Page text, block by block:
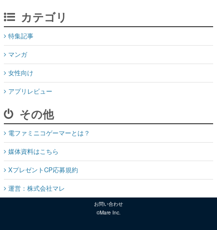
カテゴリ
特集記事
マンガ
女性向け
アプリレビュー
その他
電ファミニコゲーマーとは？
媒体資料はこちら
XプレゼントCP応募規約
運営：株式会社マレ
お問い合わせ
©Mare Inc.